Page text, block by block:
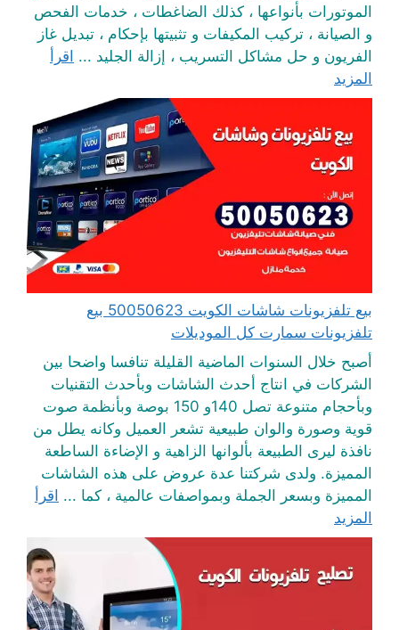
الموتورات بأنواعها ، كذلك الضاغطات ، خدمات الفحص
و الصيانة ، تركيب المكيفات و تثبيتها بإحكام ، تبديل غاز
الفريون و حل مشاكل التسريب ، إزالة الجليد ... اقرأ
المزيد
بيع تلفزيونات شاشات الكويت 50050623 بيع
تلفزيونات سمارت كل الموديلات
أصبح خلال السنوات الماضية القليلة تنافسا واضحا بين
الشركات في انتاج أحدث الشاشات وبأحدث التقنيات
وبأحجام متنوعة تصل 140و 150 بوصة وبأنظمة صوت
قوية وصورة والوان طبيعية تشعر العميل وكانه يطل من
نافذة ليرى الطبيعة بألوانها الزاهية و الإضاءة الساطعة
المميزة. ولدى شركتنا عدة عروض على هذه الشاشات
المميزة وبسعر الجملة وبمواصفات عالمية ، كما ... اقرأ
المزيد